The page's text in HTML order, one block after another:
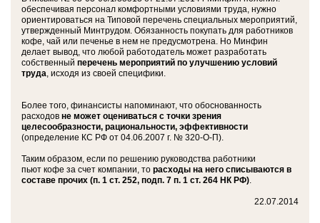
обеспечивая персонал комфортными условиями труда, нужно
ориентироваться на Типовой перечень специальных мероприятий,
утвержденный Минтрудом. Обязанность покупать для работников
кофе, чай или печенье в нем не предусмотрена. Но Минфин
делает вывод, что любой работодатель может разработать
собственный перечень мероприятий по улучшению условий
труда, исходя из своей специфики.
Более того, финансисты напоминают, что обоснованность
расходов не может оцениваться с точки зрения
целесообразности, рациональности, эффективности
(определение КС РФ от 04.06.2007 г. № 320-О-П).
Таким образом, если по решению руководства работники
пьют кофе за счет компании, то расходы на него списываются в
составе прочих (п. 1 ст. 252, подп. 7 п. 1 ст. 264 НК РФ).
22.07.2014